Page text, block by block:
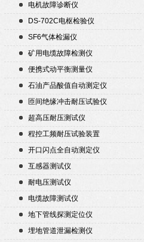
电机故障诊断仪
DS-702C电枢检验仪
SF6气体检漏仪
矿用电缆故障检测仪
便携式动平衡测量仪
石油产品酸值自动测定仪
匝间绝缘冲击耐压试验仪
超高压耐压测试仪
程控工频耐压试验装置
开口闪点全自动测定仪
互感器测试仪
耐电压测试仪
电缆故障测试仪
地下管线探测定位仪
埋地管道泄漏检测仪